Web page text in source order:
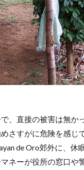
、直接の被害は無か
さすがに危険を感じ
de Oro郊外に、休
ネーが役所の窓口や